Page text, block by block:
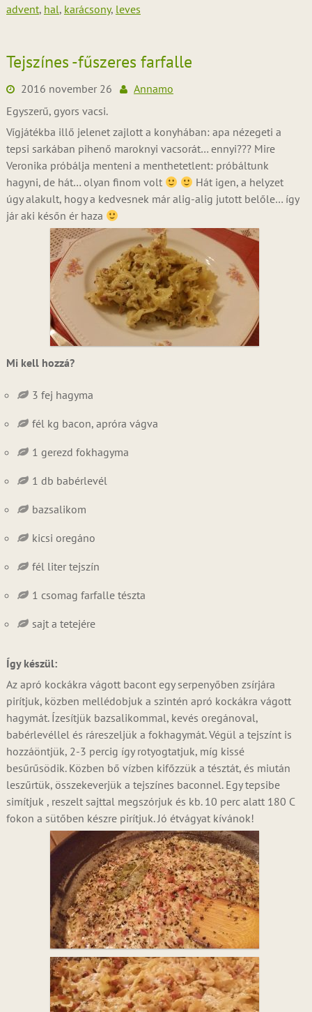
advent, hal, karácsony, leves
Tejszínes -fűszeres farfalle
2016 november 26
Annamo
Egyszerű, gyors vacsi.
Vígjátékba illő jelenet zajlott a konyhában: apa nézegeti a
tepsi sarkában pihenő maroknyi vacsorát… ennyi??? Mire
Veronika próbálja menteni a menthetetlent: próbáltunk
hagyni, de hát… olyan finom volt
Hát igen, a helyzet
úgy alakult, hogy a kedvesnek már alig-alig jutott belőle… így
jár aki későn ér haza
Mi kell hozzá?
3 fej hagyma
fél kg bacon, apróra vágva
1 gerezd fokhagyma
1 db babérlevél
bazsalikom
kicsi oregáno
fél liter tejszín
1 csomag farfalle tészta
sajt a tetejére
Így készül:
Az apró kockákra vágott bacont egy serpenyőben zsírjára
pirítjuk, közben mellédobjuk a szintén apró kockákra vágott
hagymát. Ízesítjük bazsalikommal, kevés oregánoval,
babérlevéllel és ráreszeljük a fokhagymát. Végül a tejszínt is
hozzáöntjük, 2-3 percig így rotyogtatjuk, míg kissé
besűrűsödik. Közben bő vízben kifőzzük a tésztát, és miután
leszűrtük, összekeverjük a tejszínes baconnel. Egy tepsibe
simítjuk , reszelt sajttal megszórjuk és kb. 10 perc alatt 180 C
fokon a sütőben készre pirítjuk. Jó étvágyat kívánok!